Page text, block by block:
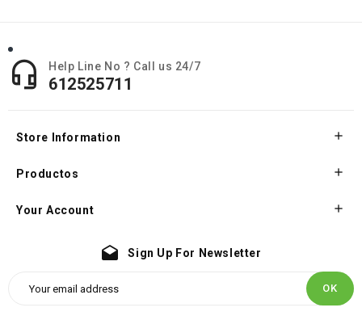
 Help Line No ? Call us 24/7
612525711
Store Information 
Productos 
Your Account 
drafts Sign Up For Newsletter